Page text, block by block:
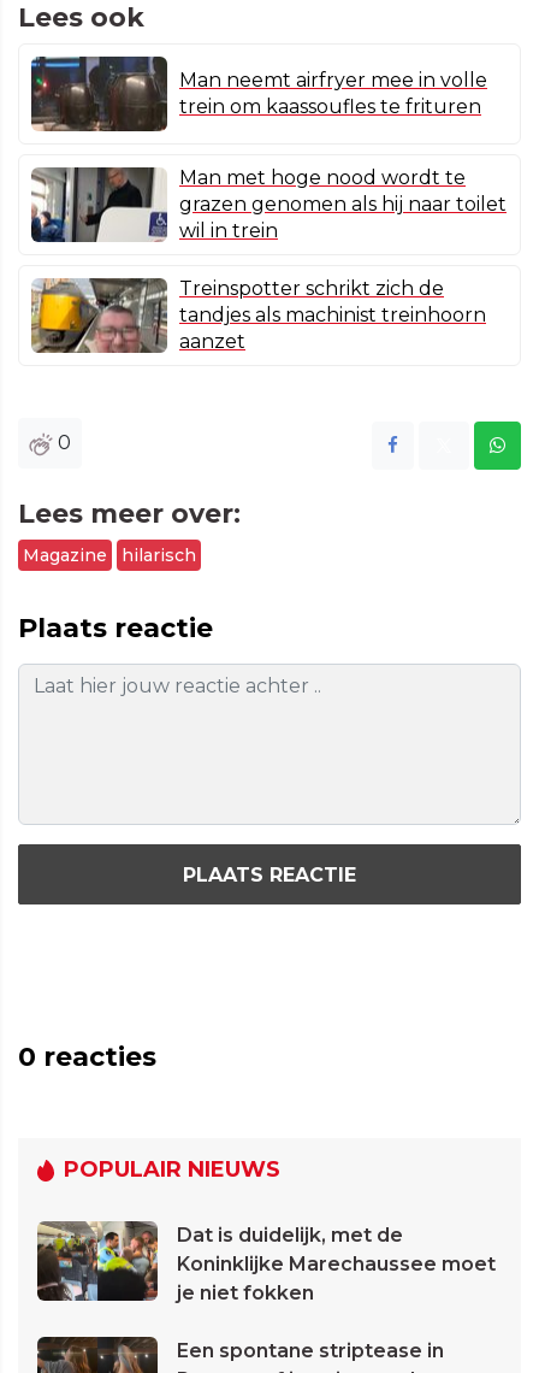
Lees ook
Man neemt airfryer mee in volle
trein om kaassoufles te frituren
Man met hoge nood wordt te
grazen genomen als hij naar toilet
wil in trein
Treinspotter schrikt zich de
tandjes als machinist treinhoorn
aanzet
0
Lees meer over:
Magazine hilarisch
Plaats reactie
PLAATS REACTIE
0 reacties
POPULAIR NIEUWS
Dat is duidelijk, met de
Koninklijke Marechaussee moet
je niet fokken
Een spontane striptease in